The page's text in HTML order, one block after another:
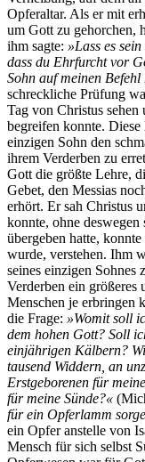
Opferaltar. Als er mit
um Gott zu gehorchen,
ihm sagte: »Lass es
dass du Ehrfurcht vor
Sohn auf meinen
schreckliche Prüfung
Tag von Christus
begreifen konnte.
einzigen Sohn den
ihrem Verderben zu
Gott die größte Lehre,
Gebet, den Messias
erhört. Er sah Christus
konnte, ohne deswegen
übergeben hatte,
wurde, verstehen. Ihm
seines einzigen Sohnes
Verderben ein größeres
Menschen je erbringen
die Frage: »Womit soll
dem hohen Gott? Soll
einjährigen Kälbern?
tausend Widdern, an
Erstgeborenen für
für meine Sünde?«
für ein Opferlamm
ein Opfer anstelle von
Mensch für sich selbst